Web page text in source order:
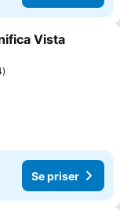
Favoriter
Vista
Se priser